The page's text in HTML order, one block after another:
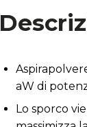
aW di
Lo sporco